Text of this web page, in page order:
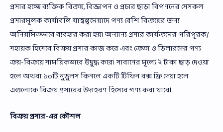
প্রসার হচ্ছে ব্যক্তিক বিক্রয়, বিজ্ঞাপন ও প্রচার ছাড়া বিপণনের সেসকল
প্রসারমূলক কার্যাবলি যাস্বল্পমেয়াদে পণ্য বেশি বিক্রয়ের জন্য
অনিয়মিতভাবে ব্যবহার করা হয়। অন্যান্য প্রসার কার্যক্রমের পরিপূরক/
সহায়ক হিসেবে বিক্রয় প্রসার কাজ করে এবং ক্রেতা ও ডিলারদের পণ্য
ক্রয়-বিক্রয়ে সাময়িকভাবে উদ্বুদ্ধ করে। সাবানের মূল্যে ২ টাকা ছাড় দেওয়া
হলে অথবা ১০টি নুডুলস কিনলে একটি টিফিন বক্স ফ্রি দেয়া হলে
এগুলোকে বিক্রয় প্রসারের উদাহরণ হিসেবে গণ্য করা যাবে।
বিক্রয় প্রসার-এর কৌশল